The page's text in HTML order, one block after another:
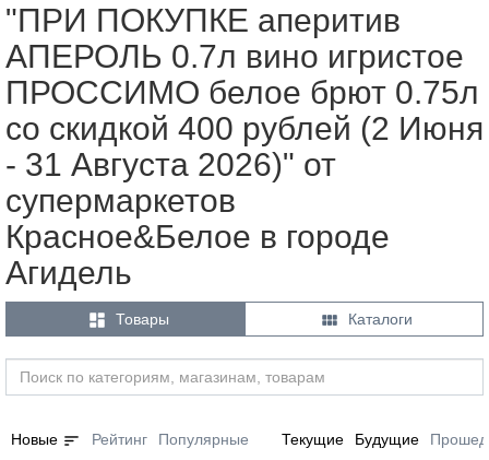
"ПРИ ПОКУПКЕ аперитив
АПЕРОЛЬ 0.7л вино игристое
ПРОССИМО белое брют 0.75л
со скидкой 400 рублей (2 Июня
- 31 Августа 2026)" от
супермаркетов
Красное&Белое в городе
Агидель
 Товары  Каталоги
Новые sort Рейтинг Популярные Текущие Будущие